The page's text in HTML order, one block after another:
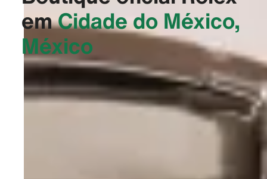
emCidade do México,
México